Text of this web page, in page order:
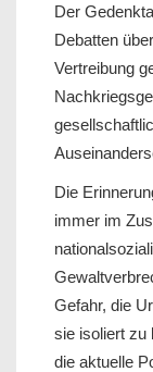
Der
Debatten
Vertreibung
Die
immer im
Gefahr, die
sie isoliert zu
die aktuelle